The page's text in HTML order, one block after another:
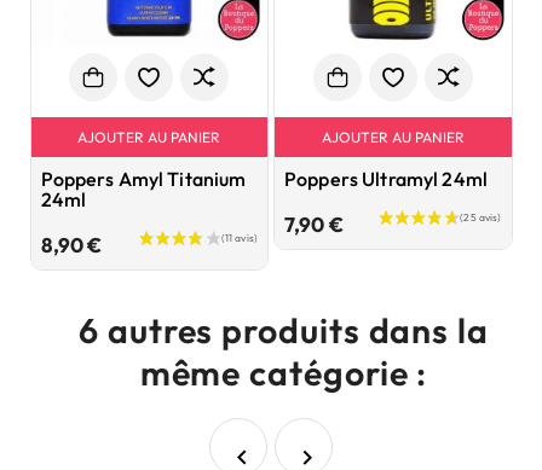
AJOUTER AU PANIER
Poppers Amyl Titanium
24ml
8,90 €Prix
AJOUTER AU PANIER
Poppers Ultramyl 24ml
7,90 €Prix
6 autres produits dans la
même catégorie :
 